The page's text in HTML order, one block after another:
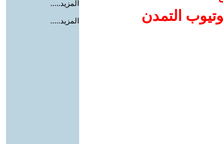
التمدن
المزيد.....
المزيد.....